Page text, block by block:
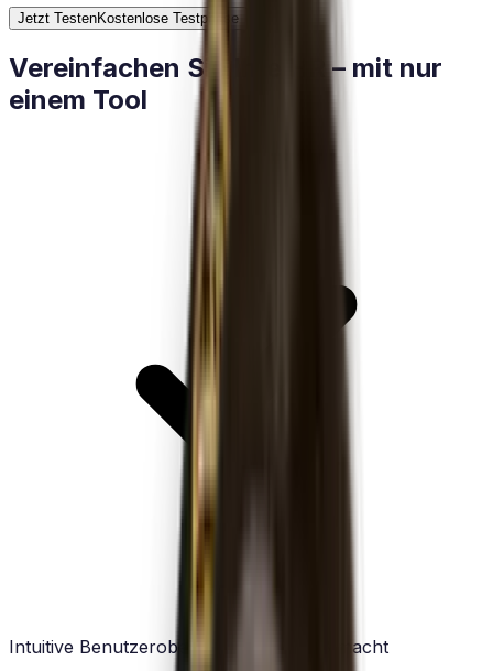
Jetzt TestenKostenlose Testphase
Vereinfachen Sie Ihre HR – mit nur
einem Tool
Intuitive Benutzeroberfläche, die Spaß macht